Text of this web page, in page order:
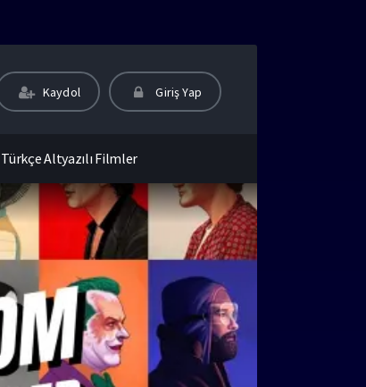
Kaydol Giriş Yap
Türkçe Altyazılı Filmler